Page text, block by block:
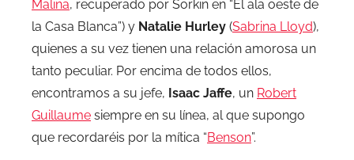
Malina, recuperado por Sorkin en “El ala oeste de
la Casa Blanca”) y Natalie Hurley (Sabrina Lloyd),
quienes a su vez tienen una relación amorosa un
tanto peculiar. Por encima de todos ellos,
encontramos a su jefe, Isaac Jaffe, un Robert
Guillaume siempre en su línea, al que supongo
que recordaréis por la mítica “Benson”.